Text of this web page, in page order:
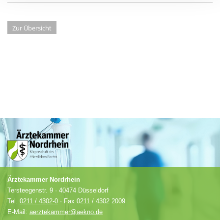
Zur Übersicht
Ärztekammer Nordrhein
Tersteegenstr. 9 · 40474 Düsseldorf
Tel. 0211 / 4302-0 · Fax 0211 / 4302 2009
E-Mail: aerztekammer@aekno.de